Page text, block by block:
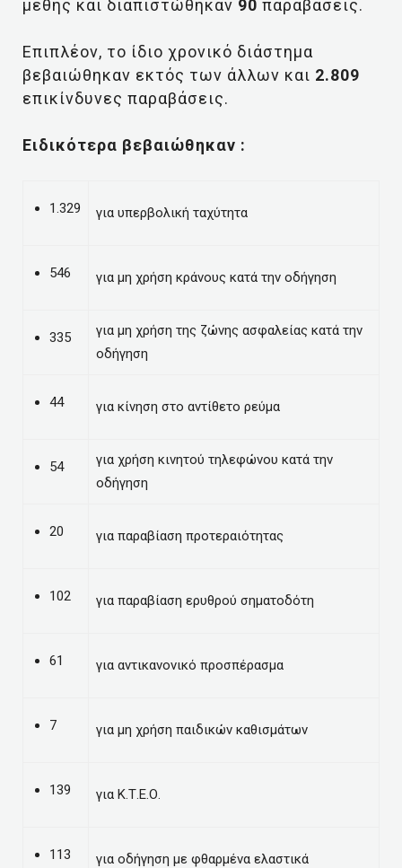
μέθης και διαπιστώθηκαν 90 παραβάσεις.
Επιπλέον, το ίδιο χρονικό διάστημα
βεβαιώθηκαν εκτός των άλλων και 2.809
επικίνδυνες παραβάσεις.
Ειδικότερα βεβαιώθηκαν :
1.329 για υπερβολική ταχύτητα
546 για μη χρήση κράνους κατά την οδήγηση
335
για μη χρήση της ζώνης ασφαλείας κατά την
οδήγηση
44 για κίνηση στο αντίθετο ρεύμα
54
για χρήση κινητού τηλεφώνου κατά την
οδήγηση
20 για παραβίαση προτεραιότητας
102 για παραβίαση ερυθρού σηματοδότη
61 για αντικανονικό προσπέρασμα
7 για μη χρήση παιδικών καθισμάτων
139 για Κ.Τ.Ε.Ο.
113 για οδήγηση με φθαρμένα ελαστικά